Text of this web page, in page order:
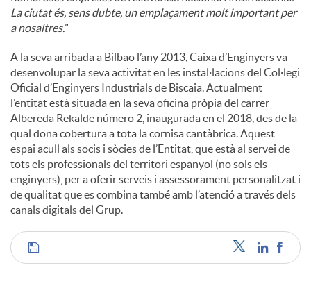
La ciutat és, sens dubte, un emplaçament molt important per
a nosaltres.”
A la seva arribada a Bilbao l’any 2013, Caixa d’Enginyers va
desenvolupar la seva activitat en les instal·lacions del Col·legi
Oficial d’Enginyers Industrials de Biscaia. Actualment
l’entitat està situada en la seva oficina pròpia del carrer
Albereda Rekalde número 2, inaugurada en el 2018, des de la
qual dona cobertura a tota la cornisa cantàbrica. Aquest
espai acull als socis i sòcies de l’Entitat, que està al servei de
tots els professionals del territori espanyol (no sols els
enginyers), per a oferir serveis i assessorament personalitzat i
de qualitat que es combina també amb l’atenció a través dels
canals digitals del Grup.
C